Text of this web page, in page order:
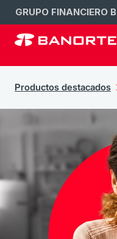
GRUPO FINANCIERO
Productos destacados